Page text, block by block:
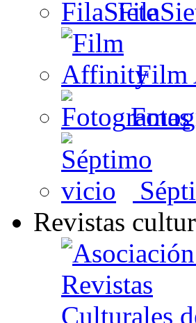
Film
Revistas